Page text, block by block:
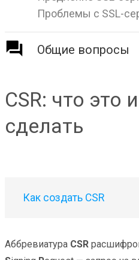
Проблемы с SSL-
Общие вопросы
CSR: что это
сделать
Как создать CSR
Аббревиатура CSR